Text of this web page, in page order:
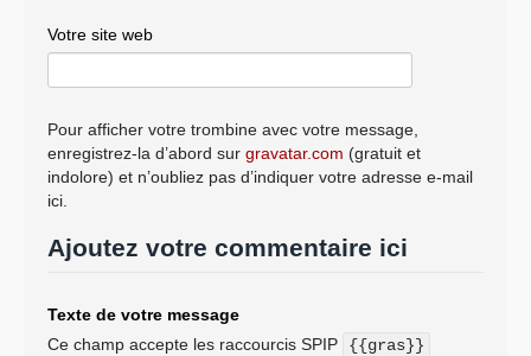
Votre site web
Pour afficher votre trombine avec votre message,
enregistrez-la d’abord sur gravatar.com (gratuit et
indolore) et n’oubliez pas d’indiquer votre adresse e-mail
ici.
Ajoutez votre commentaire ici
Texte de votre message
Ce champ accepte les raccourcis SPIP
{{gras}}